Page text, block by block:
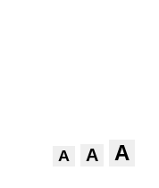
A A A